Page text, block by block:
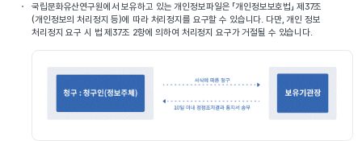
국립문화유산연구원에서 보유하고 있는 개인정보파일은 「개인정보보호법」 제37조
(개인정보의 처리정지 등)에 따라 처리정지를 요구할 수 있습니다. 다만, 개인 정보
처리정지 요구 시 법 제37조 2항에 의하여 처리정지 요구가 거절될 수 있습니다.